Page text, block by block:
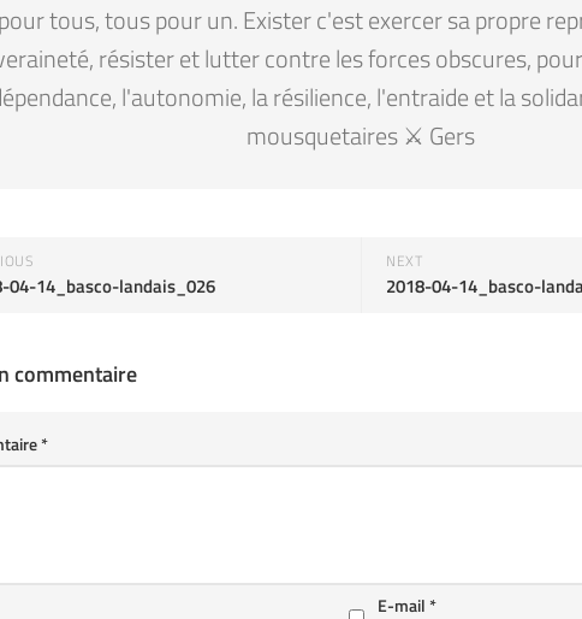
tous, tous pour un. Exister c'est exercer sa propre
résister et lutter contre les forces obscures,
l'autonomie, la résilience, l'entraide et la
mousquetaires ⚔️ Gers
NEXT
2018-04-14_basco-
04-14_basco-landais_026
commentaire
*
E-mail*